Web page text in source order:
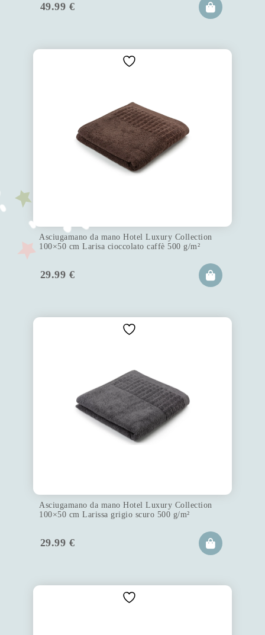
49.99 €
Asciugamano da mano Hotel Luxury Collection
100×50 cm Larisa cioccolato caffè 500 g/m²
29.99 €
Asciugamano da mano Hotel Luxury Collection
100×50 cm Larissa grigio scuro 500 g/m²
29.99 €